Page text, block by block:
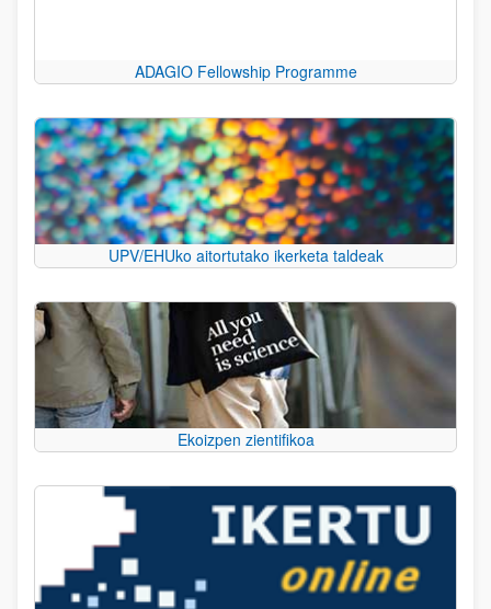
ADAGIO Fellowship Programme
UPV/EHUko aitortutako ikerketa taldeak
Ekoizpen zientifikoa